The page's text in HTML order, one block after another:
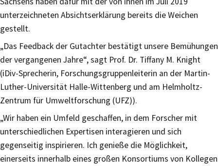
unterzeichneten Absichtserklärung bereits die Weichen
gestellt.
„Das Feedback der Gutachter bestätigt unsere Bemühungen
der vergangenen Jahre“, sagt Prof. Dr. Tiffany M. Knight
(iDiv-Sprecherin, Forschungsgruppenleiterin an der Martin-
Luther-Universität Halle-Wittenberg und am Helmholtz-
Zentrum für Umweltforschung (UFZ)).
„Wir haben ein Umfeld geschaffen, in dem Forscher mit
unterschiedlichen Expertisen interagieren und sich
gegenseitig inspirieren. Ich genieße die Möglichkeit,
einerseits innerhalb eines großen Konsortiums von Kollegen